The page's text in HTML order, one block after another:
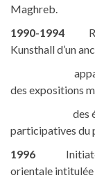
Maghreb.
1990-1994
Kunsthall d’un
appartenant
des expositions
des
participatives du
1996
orientale intitulée